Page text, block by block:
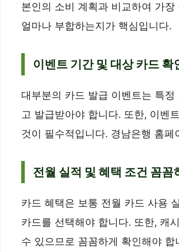
본인의 소비 계획과 비교하여 가
얼마나 부합하는지가 핵심입니다.
이벤트 기간 및 대상 카드 확
대부분의 카드 발급 이벤트는 특
고 발급받아야 합니다. 또한, 이벤
것이 필수적입니다. 경남은행 홈
전월 실적 및 혜택 조건 꼼꼼
카드 혜택은 보통 전월 카드 사용
카드를 선택해야 합니다. 또한, 캐
수 있으므로 꼼꼼하게 확인해야